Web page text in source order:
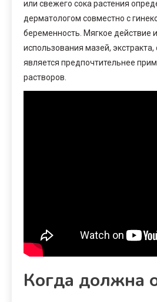
или свежего сока растения
дерматологом совместно с
беременность. Мягкое действие
использования мазей, экстракта,
является предпочтительнее
растворов.
Когда должна